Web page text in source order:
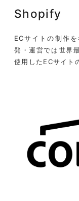
Shopify
ECサイトの制作
発・運営では世界
使用したECサイト